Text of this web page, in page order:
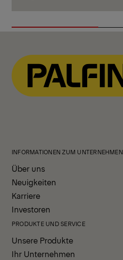
INFORMATIONEN ZUM UNTERNEHMEN
Über uns
Neuigkeiten
Karriere
Investoren
PRODUKTE UND SERVICE
Unsere Produkte
Ihr Unternehmen